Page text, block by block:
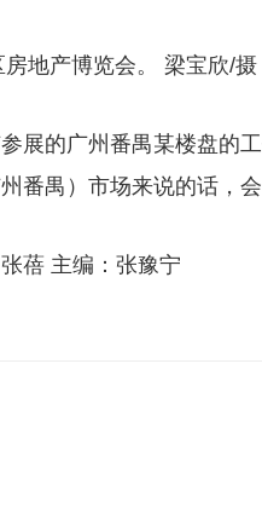
房地产博览会。 梁宝欣/摄
展的广州番禺某楼盘的
番禺）市场来说的话，
蓓 主编：张豫宁